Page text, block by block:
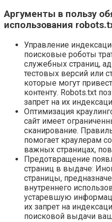
Аргументы в пользу
использования
Управление
поисковые роботы
служебных страниц,
тестовых версий или
которые могут
контенту. Robots.txt
запрет на их
Оптимизация
сайт имеет
сканирование.
помогает краулерам
важных страницах,
Предотвращение
страниц в выдаче:
страницы,
внутреннего
устаревшую
их запрет на
поисковой выдачи